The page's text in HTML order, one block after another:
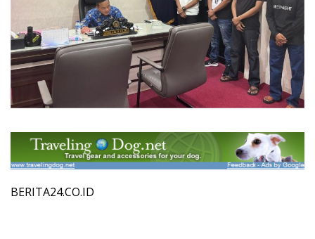
BERITA24.CO.ID